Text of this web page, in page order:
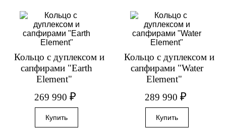
Кольцо с дуплексом и
сапфирами "Earth
Element"
269 990₽
Кольцо с дуплексом и
сапфирами "Water
Element"
289 990 ₽